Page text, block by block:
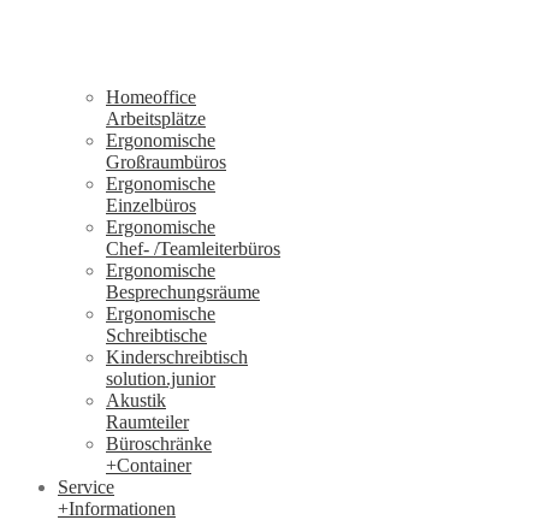
Homeoffice
Arbeitsplätze
Ergonomische
Großraumbüros
Ergonomische
Einzelbüros
Ergonomische
Chef- /Teamleiterbüros
Ergonomische
Besprechungsräume
Ergonomische
Schreibtische
Kinderschreibtisch
solution.junior
Akustik
Raumteiler
Büroschränke
+Container
Service
+Informationen